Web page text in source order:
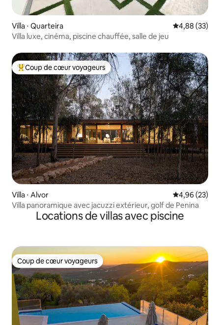
Villa ⋅ Quarteira Évaluation
4,88 (33)
Villa luxe, cinéma, piscine chauffée, salle de jeu
Coups de cœur voyageurs les plus appréciés
Coup de cœur voyageurs
Villa ⋅ Alvor Évaluation
4,96 (23)
Villa panoramique avec jacuzzi extérieur, golf de Penina
Locations de villas avec piscine
Coup de cœur voyageurs
Coup de cœur voyageurs